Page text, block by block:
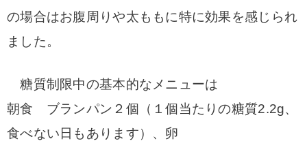
の場合はお腹周りや太ももに特に効果を感じられ
ました。
糖質制限中の基本的なメニューは
朝食 ブランパン２個（１個当たりの糖質2.2g、
食べない日もあります）、卵